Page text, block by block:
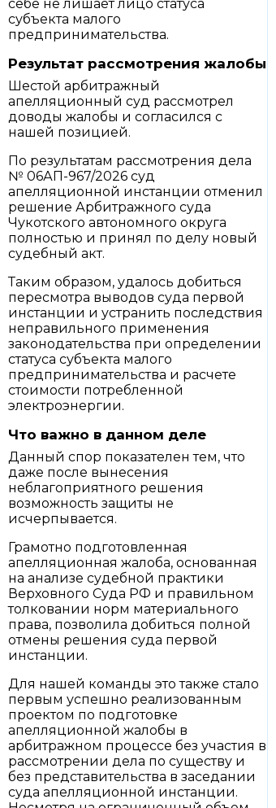
себе не лишает лицо статуса
субъекта малого
предпринимательства.
Результат рассмотрения жалобы
Шестой арбитражный
апелляционный суд рассмотрел
доводы жалобы и согласился с
нашей позицией.
По результатам рассмотрения дела
№ 06АП-967/2026 суд
апелляционной инстанции отменил
решение Арбитражного суда
Чукотского автономного округа
полностью и принял по делу новый
судебный акт.
Таким образом, удалось добиться
пересмотра выводов суда первой
инстанции и устранить последствия
неправильного применения
законодательства при определении
статуса субъекта малого
предпринимательства и расчете
стоимости потребленной
электроэнергии.
Что важно в данном деле
Данный спор показателен тем, что
даже после вынесения
неблагоприятного решения
возможность защиты не
исчерпывается.
Грамотно подготовленная
апелляционная жалоба, основанная
на анализе судебной практики
Верховного Суда РФ и правильном
толковании норм материального
права, позволила добиться полной
отмены решения суда первой
инстанции.
Для нашей команды это также стало
первым успешно реализованным
проектом по подготовке
апелляционной жалобы в
арбитражном процессе без участия в
рассмотрении дела по существу и
без представительства в заседании
суда апелляционной инстанции.